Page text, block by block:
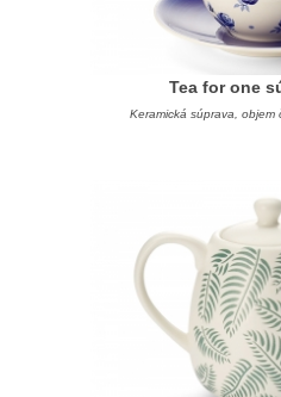
Tea for one
Keramická súprava,